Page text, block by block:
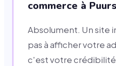
commerce à
Absolument. Un site
pas à afficher votre
c'est votre crédibilité